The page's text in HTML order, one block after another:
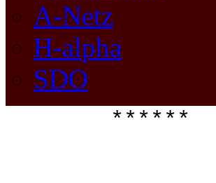
A-Netz
H-alpha
SDO
******